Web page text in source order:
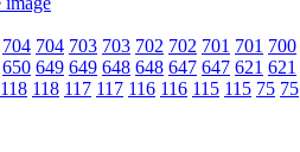
704 704 703 703 702 702 701 701 700
650 649 649 648 648 647 647 621 621
118 118 117 117 116 116 115 115 75 75